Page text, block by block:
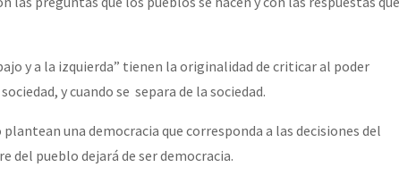
de Resistencia y Rebeldía
y a la izquierda” tienen la originalidad de criticar al poder
y cuando se separa de la sociedad.
una democracia que corresponda a las decisiones del
del pueblo dejará de ser democracia.